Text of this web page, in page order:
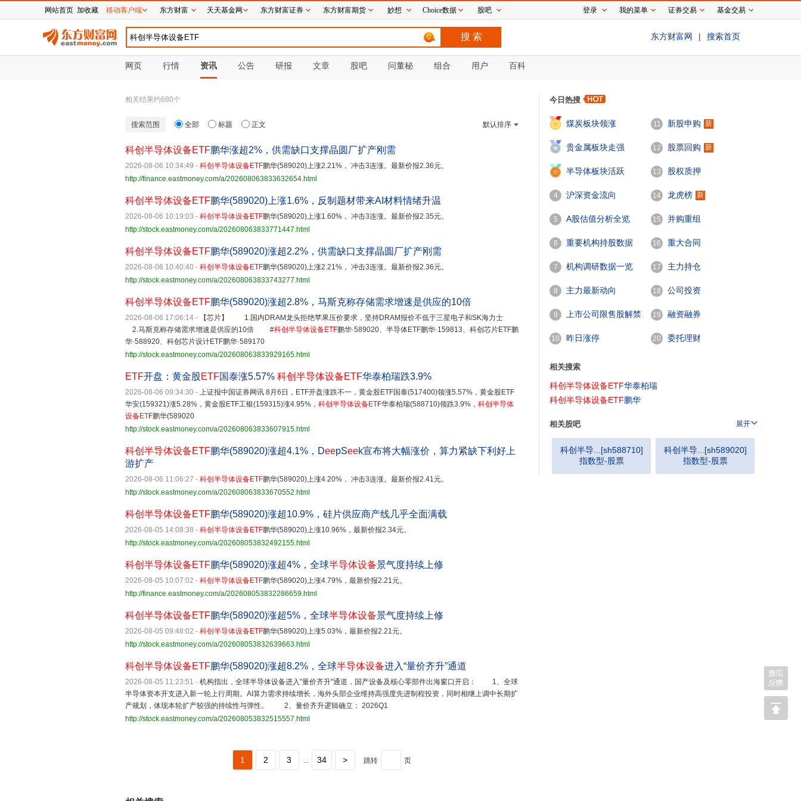
0 东方财富网 | 搜索首页
网页 行情 资讯 公告 研报 文章 股吧 问董秘 组合 用户 百科
相关结果约680个
搜索范围 全部 标题 正文 默认排序
科创半导体设备ETF鹏华涨超2%，供需缺口支撑晶圆厂扩产刚需
2026-08-06 10:34:49 - 科创半导体设备ETF鹏华(589020)上涨2.21%， 冲击3连涨。最新价报2.36元。
http://finance.eastmoney.com/a/202608063833632654.html
科创半导体设备ETF鹏华(589020)上涨1.6%，反制题材带来AI材料情绪升温
2026-08-06 10:19:03 - 科创半导体设备ETF鹏华(589020)上涨1.60%， 冲击3连涨。最新价报2.35元。
http://stock.eastmoney.com/a/202608063833771447.html
科创半导体设备ETF鹏华(589020)涨超2.2%，供需缺口支撑晶圆厂扩产刚需
2026-08-06 10:40:40 - 科创半导体设备ETF鹏华(589020)上涨2.21%， 冲击3连涨。最新价报2.36元。
http://stock.eastmoney.com/a/202608063833743277.html
科创半导体设备ETF鹏华(589020)涨超2.8%，马斯克称存储需求增速是供应的10倍
2026-08-06 17:06:14 -
【芯片】 1.国内DRAM龙头拒绝苹果压价要求，坚持DRAM报价不低于三星电子和SK海力士
2.马斯克称存储需求增速是供应的10倍 #科创半导体设备ETF鹏华·589020、半导体ETF鹏华·159813、科创芯片ETF鹏
华·588920、科创芯片设计ETF鹏华·589170
http://stock.eastmoney.com/a/202608063833929165.html
ETF开盘：黄金股ETF国泰涨5.57% 科创半导体设备ETF华泰柏瑞跌3.9%
2026-08-06 09:34:30 - 上证报中国证券网讯 8月6日，ETF开盘涨跌不一，黄金股ETF国泰(517400)领涨5.57%，黄金股ETF
华安(159321)涨5.28%，黄金股ETF工银(159315)涨4.95%， 科创半导体设备ETF华泰柏瑞(588710)领跌3.9%， 科创半导体
设备ETF鹏华(589020
http://stock.eastmoney.com/a/202608063833607915.html
科创半导体设备ETF鹏华(589020)涨超4.1%，DeepSeek宣布将大幅涨价，算力紧缺下利好上
游扩产
2026-08-06 11:06:27 - 科创半导体设备ETF鹏华(589020)上涨4.20%， 冲击3连涨。最新价报2.41元。
http://stock.eastmoney.com/a/202608063833670552.html
科创半导体设备ETF鹏华(589020)涨超10.9%，硅片供应商产线几乎全面满载
2026-08-05 14:08:38 - 科创半导体设备ETF鹏华(589020)上涨10.96%，最新价报2.34元。
http://stock.eastmoney.com/a/202608053832492155.html
科创半导体设备ETF鹏华(589020)涨超4%，全球半导体设备景气度持续上修
2026-08-05 10:07:02 - 科创半导体设备ETF鹏华(589020)上涨4.79%，最新价报2.21元。
http://finance.eastmoney.com/a/202608053832286659.html
科创半导体设备ETF鹏华(589020)涨超5%，全球半导体设备景气度持续上修
2026-08-05 09:48:02 - 科创半导体设备ETF鹏华(589020)上涨5.03%，最新价报2.21元。
http://stock.eastmoney.com/a/202608053832639663.html
科创半导体设备ETF鹏华(589020)涨超8.2%，全球半导体设备进入“量价齐升”通道
2026-08-05 11:23:51 - 机构指出，全球半导体设备进入"量价齐升"通道，国产设备及核心零部件出海窗口开启： 1、全球
半导体资本开支进入新一轮上行周期。AI算力需求持续增长，海外头部企业维持高强度先进制程投资，同时相继上调中长期扩
产规划，体现本轮扩产较强的持续性与弹性。 2、量价齐升逻辑确立： 2026Q1
http://stock.eastmoney.com/a/202608053832515557.html
1 2 3 ... 34 > 跳转 页
今日热搜
煤炭板块领涨
2
贵金属板块走强
3
半导体板块活跃
4 沪深资金流向
5 A股估值分析全览
6 重要机构持股数据
7 机构调研数据一览
8 主力最新动向
9 上市公司限售股解禁
一览
10 昨日涨停
11 新股申购 新
12 股票回购 新
13 股权质押
14 龙虎榜 新
15 并购重组
16 重大合同
17 主力持仓
18 公司投资
19 融资融券
20 委托理财
相关搜索
科创半导体设备ETF华泰柏瑞
科创半导体设备ETF鹏华
相关股吧 展开
科创半导... [sh588710]
指数型-股票
科创半导... [sh589020]
指数型-股票
网站首页 加收藏 移动客户端 东方财富 天天基金网 东方财富证券 东方财富期货 妙想 Choice数据 股吧 登录 我的菜单 证券交易 基金交易